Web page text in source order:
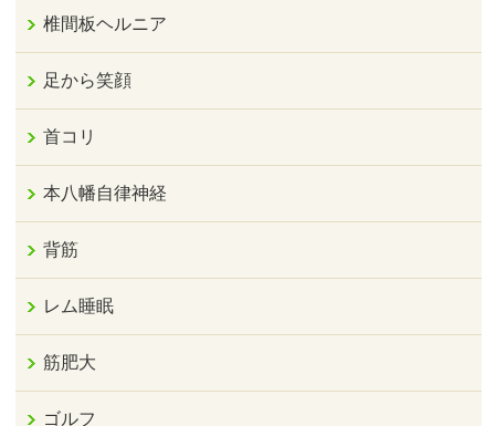
椎間板ヘルニア
足から笑顔
首コリ
本八幡自律神経
背筋
レム睡眠
筋肥大
ゴルフ